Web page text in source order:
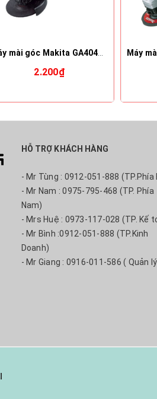
2.200₫
HỖ TRỢ KHÁCH HÀNG
- Mr Tùng : 0912-051-888 (TP.Phía
- Mr Nam : 0975-795-468 (TP. Phía
Nam)
- Mrs Huệ : 0973-117-028 (TP. Kế
- Mr Bình :0912-051-888 (TP.Kinh
Doanh)
- Mr Giang : 0916-011-586 ( Quản